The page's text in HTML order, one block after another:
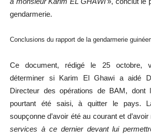
gendarmerie.
Conclusions du rapport de la gendarmerie
Ce document, rédigé le 25 octobre,
déterminer si Karim El Ghawi a aidé
Directeur des opérations de BAM, dont
pourtant été saisi, à quitter le pays.
soupçonne d’avoir été au courant et
services à ce dernier devant lui